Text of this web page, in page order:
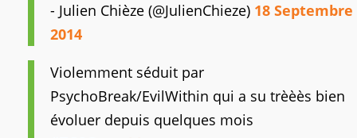
- Julien Chièze (@JulienChieze) 18 Septembre
2014
Violemment séduit par
PsychoBreak/EvilWithin qui a su trèèès bien
évoluer depuis quelques mois